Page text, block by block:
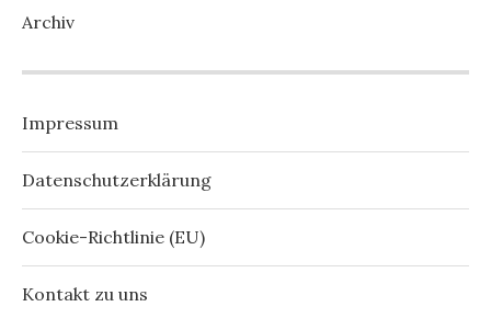
Archiv
Impressum
Datenschutzerklärung
Cookie-Richtlinie (EU)
Kontakt zu uns